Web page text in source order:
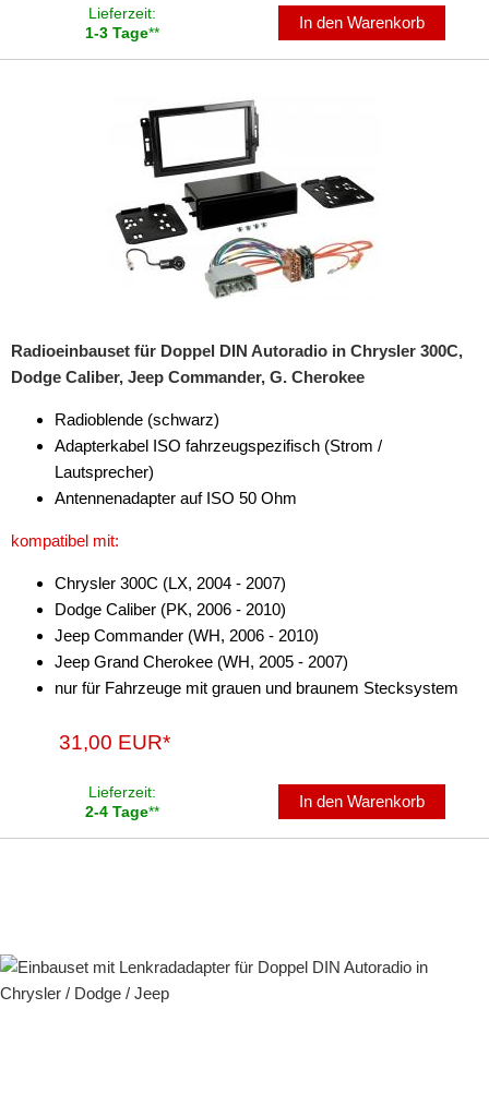
Radiorahmen
Subwoofer-Zubehör
Verstärker-Zubehör
Vorverstärkeradapter
Werkstatt
Lieferzeit:
1-3 Tage**
In den Warenkorb
Radioeinbauset für Doppel DIN Autoradio in Chrysler 300C,
Dodge Caliber, Jeep Commander, G. Cherokee
Radioblende (schwarz)
Adapterkabel ISO fahrzeugspezifisch (Strom /
Lautsprecher)
Antennenadapter auf ISO 50 Ohm
kompatibel mit:
Chrysler 300C (LX, 2004 - 2007)
Dodge Caliber (PK, 2006 - 2010)
Jeep Commander (WH, 2006 - 2010)
Jeep Grand Cherokee (WH, 2005 - 2007)
nur für Fahrzeuge mit grauen und braunem Stecksystem
31,00 EUR*
Lieferzeit:
2-4 Tage**
In den Warenkorb